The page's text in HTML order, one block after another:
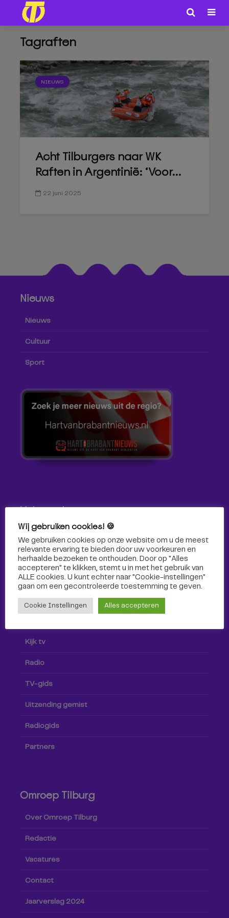
Tagraften
NIEUWS
Acht Tilburgers naar WK
Raften in Argentinië: ‘Voor...
22 juni 2025
Nieuws
Nieuws
Cultuur
Sport
Volg ons!
Volg Omroep Tilburg niet alleen hier, maar ook via social
media!
Kijk tv
Radio
TV-gids
Uitzending gemist
Radiogids
Partners
Omroep Tilburg
Over Omroep Tilburg
Redactie
Vacatures
Contact
Jaarverslag 2024
Wij gebruiken cookies! 🍪
We gebruiken cookies op onze website om u de meest
relevante ervaring te bieden door uw voorkeuren en
herhaalde bezoeken te onthouden. Door op "Alles
accepteren" te klikken, stemt u in met het gebruik van
ALLE cookies. U kunt echter naar "Cookie-instellingen"
gaan om een ​​gecontroleerde toestemming te geven.
Cookie Instellingen Alles accepteren